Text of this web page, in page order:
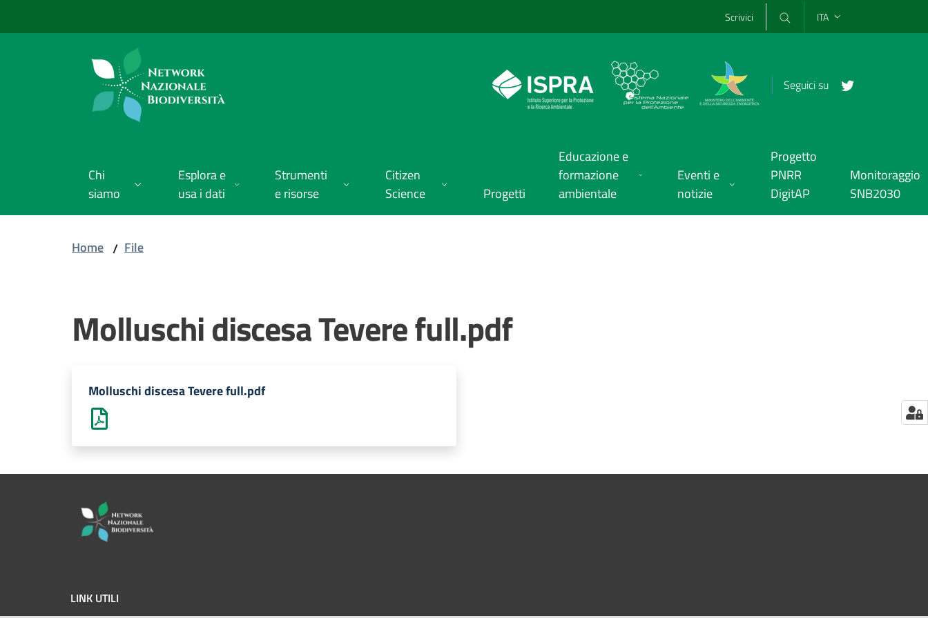
Scrivici ITA
Seguici su
Chi
siamo
Esplora e
usa i dati
Strumenti
e risorse
Citizen
Science
Progetti
Educazione e
formazione
ambientale
Eventi e
notizie
Progetto
PNRR
DigitAP
Monitoraggio
SNB2030
Home / File
Molluschi discesa Tevere full.pdf
Molluschi discesa Tevere full.pdf
LINK UTILI